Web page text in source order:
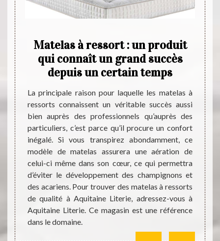
de
soit
est
plus
du
les
Matelas à ressort : un produit
qui connaît un grand succès
depuis un certain temps
La principale raison pour laquelle les matelas à
ressorts connaissent un véritable succès aussi
bien auprès des professionnels qu’auprès des
particuliers, c’est parce qu’il procure un confort
inégalé. Si vous transpirez abondamment, ce
modèle de matelas assurera une aération de
celui-ci même dans son cœur, ce qui permettra
d’éviter le développement des champignons et
des acariens. Pour trouver des matelas à ressorts
de qualité à Aquitaine Literie, adressez-vous à
Aquitaine Literie. Ce magasin est une référence
dans le domaine.
Les
une
qui
site